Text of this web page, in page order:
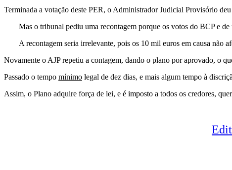
Terminada a votação deste PER, o Administrador Judicial Provisório
Mas o tribunal pediu uma recontagem porque os votos do BCP e
A recontagem seria irrelevante, pois os 10 mil euros em causa não
Novamente o AJP repetiu a contagem, dando o plano por aprovado, o
Passado o tempo mínimo legal de dez dias, e mais algum tempo à
Assim, o Plano adquire força de lei, e é imposto a todos os credores,